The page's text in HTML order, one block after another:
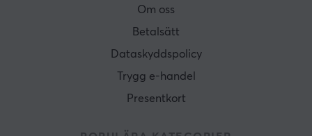
Om oss
Betalsätt
Dataskyddspolicy
Trygg e-handel
Presentkort